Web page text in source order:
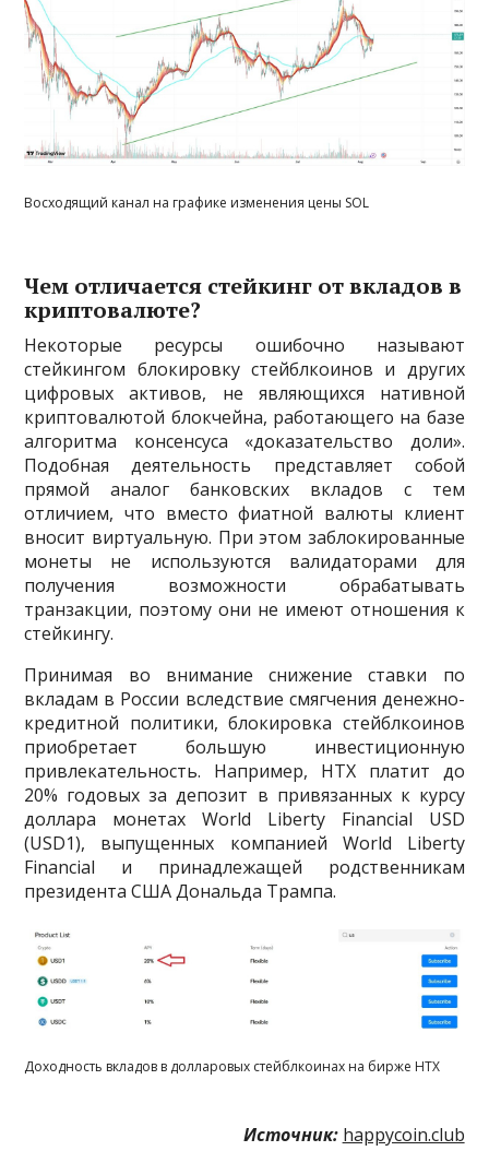
Восходящий канал на графике изменения цены SOL
Чем отличается стейкинг от вкладов в
криптовалюте?
Некоторые ресурсы ошибочно называют
стейкингом блокировку стейблкоинов и других
цифровых активов, не являющихся нативной
криптовалютой блокчейна, работающего на базе
алгоритма консенсуса «доказательство доли».
Подобная деятельность представляет собой
прямой аналог банковских вкладов с тем
отличием, что вместо фиатной валюты клиент
вносит виртуальную. При этом заблокированные
монеты не используются валидаторами для
получения возможности обрабатывать
транзакции, поэтому они не имеют отношения к
стейкингу.
Принимая во внимание снижение ставки по
вкладам в России вследствие смягчения денежно-
кредитной политики, блокировка стейблкоинов
приобретает большую инвестиционную
привлекательность. Например, HTX платит до
20% годовых за депозит в привязанных к курсу
доллара монетах World Liberty Financial USD
(USD1), выпущенных компанией World Liberty
Financial и принадлежащей родственникам
президента США Дональда Трампа.
Доходность вкладов в долларовых стейблкоинах на бирже HTX
Источник: happycoin.club